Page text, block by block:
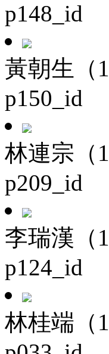
p148_id
黃朝生（
p150_id
林連宗（
p209_id
李瑞漢（
p124_id
林桂端（